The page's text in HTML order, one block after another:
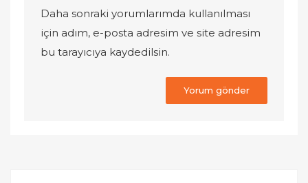
Daha sonraki yorumlarımda kullanılması
için adım, e-posta adresim ve site adresim
bu tarayıcıya kaydedilsin.